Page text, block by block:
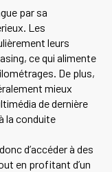
par sa
Les
leurs
ce qui alimente
De plus,
mieux
de dernière
la conduite
d’accéder à des
en profitant d’un